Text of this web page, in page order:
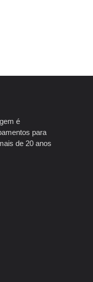
é
para
de 20 anos